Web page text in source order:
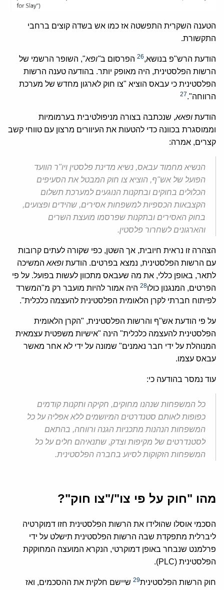
הטענה השקרית התפשטה אז כמו אש בשדה קוצים ברחבי
התקשורת.
הודעת הרש"פ בנושא,26 הפרסום ב"ופא", השופר הרשמי של
הרשות הפלסטינית, היה מאופק יותר. בהודעה טענה הרשות
הפלסטינית כי עבאס הוציא "צו חוק לארגון מחדש של מערכת
הרווחה".27
הודעת ופאא, שנכתבה בצורה מניפולטיבית בערמומיות
וממוסגרת בכוונה כדי להטעות את העיוורים מרצון עם טווחי קשב
קצרים, אמרה:
הנשיא מחמוד עבאס, נשיא מדינת פלסטין ויו"ר הוועד
הפועל של אש"ף, הוציא צו חוק המבטל את הסעיפים
הכלולים בחוקים ובתקנות הנוגעים למערכת תשלום
הקצבאות הכספיות למשפחות אסירים, שהידים ופצועים,
בחוק האסירים ובתקנות שפרסמו מועצת השרים
והארגונים לשחרור פלסטין.
הצהרה זו נראית חיובית, אך השטן, כפי שקורה לעתים קרובות
עם הרשות הפלסטינית, נמצא בפרטים. הודעת ופאא המשיכה
לתאר, באופן כללי, את מה שעבאס מתכוון לעשות בפועל. על פי
הפרטים, המנגנון כולו28 היה אמור להיות מועבר רק מ"המשרד
לפיתוח חברתי לקרן הלאומית הפלסטינית להעצמה כלכלית".
על פי הודעת אש"ף והרשות הפלסטינית, "הקרן הלאומית
הפלסטינית להעצמה כלכלית" הינה "אישיות משפטית עצמאית
המנוהלת על ידי חבר נאמנים" שמונה על ידי לא אחר מאשר
עבאס עצמו.
עוד נמסר בהודעה כי:
כל המשפחות שנהנו מחוקים, חקיקה ותקנות קודמים
כפופות לאותם סטנדרטים המיושמים ללא אפליה על כל
המשפחות הנהנות מתכניות הגנה ורווחה, בהתאם
לסטנדרטים של מקיפות וצדק, שתנאיהם חלים על כל
המשפחות הזקוקות לסיוע בחברה הפלסטינית.
מהו "חוק על פי צו"/"צו חוק"?
הסכמי אוסלו שהולידו את הרשות הפלסטינית חזו דמוקרטיה
ליברלית מתפקדת שבה הרשות הפלסטינית תישלט על ידי
פרלמנט שנבחר באופן דמוקרטי, הנקרא המועצה המחוקקת
הפלסטינית (PLC).
חוק הרשות הפלסטינית29 שיישם חלקית את ההסכמים, ואז